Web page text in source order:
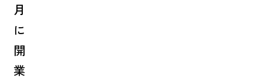
月
に
開
業